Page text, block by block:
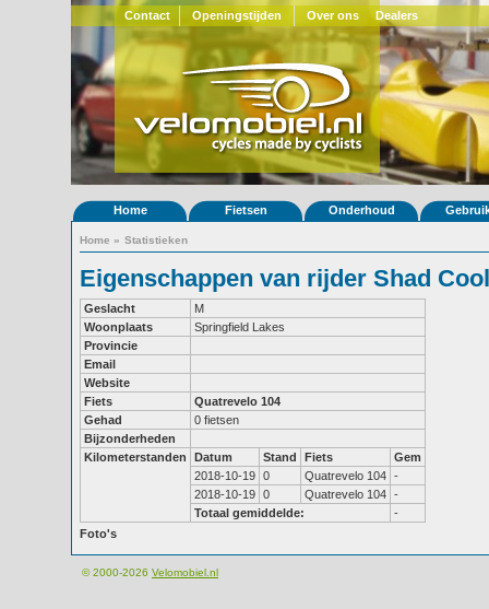
Contact Openingstijden Over ons Dealers
Home Fietsen Onderhoud
Home » Statistieken
Eigenschappen van rijder Shad Cool
Geslacht
M
Woonplaats
Springfield Lakes
Provincie
Email
Website
Fiets
Quatrevelo 104
Gehad
0 fietsen
Bijzonderheden
Kilometerstanden
Datum Stand Fiets
Gem
2018-10-19 0 Quatrevelo 104 -
2018-10-19 0 Quatrevelo 104 -
Totaal gemiddelde:
-
Foto's
© 2000-2026 Velomobiel.nl